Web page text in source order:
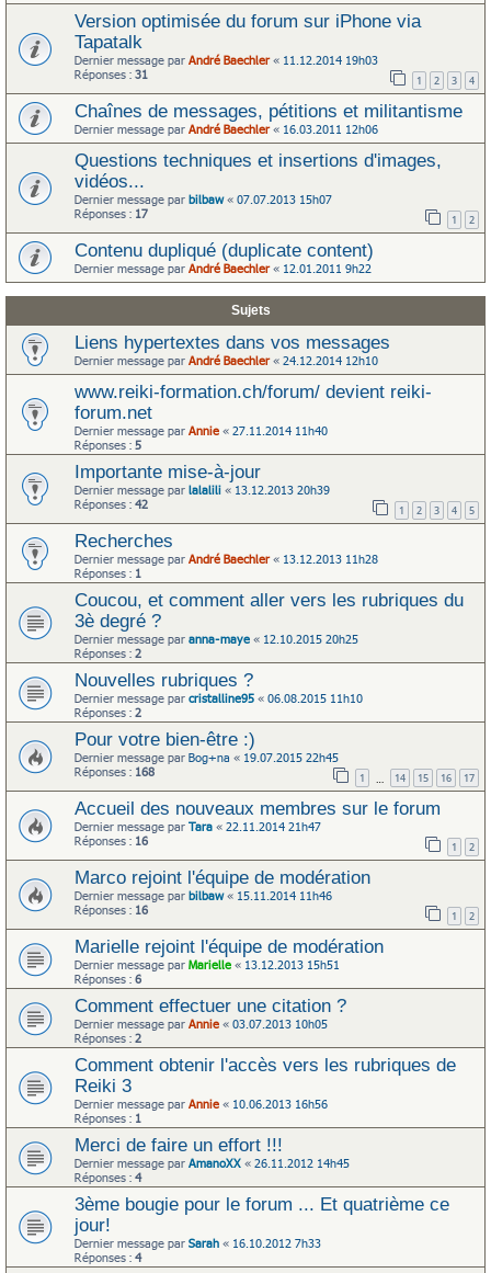
Version optimisée du forum sur iPhone via
Tapatalk
Dernier message par André Baechler« 11.12.2014 19h03
Réponses : 31 1 2 3 4
Chaînes de messages, pétitions et militantisme
Dernier message par André Baechler« 16.03.2011 12h06
Questions techniques et insertions d'images,
vidéos...
Dernier message par bilbaw« 07.07.2013 15h07
Réponses : 17 1 2
Contenu dupliqué (duplicate content)
Dernier message par André Baechler« 12.01.2011 9h22
Sujets
Liens hypertextes dans vos messages
Dernier message par André Baechler« 24.12.2014 12h10
www.reiki-formation.ch/forum/ devient reiki-
forum.net
Dernier message par Annie « 27.11.2014 11h40
Réponses : 5
Importante mise-à-jour
Dernier message par lalalili « 13.12.2013 20h39
Réponses : 42 1 2 3 4 5
Recherches
Dernier message par André Baechler« 13.12.2013 11h28
Réponses : 1
Coucou, et comment aller vers les rubriques du
3è degré ?
Dernier message par anna-maye « 12.10.2015 20h25
Réponses : 2
Nouvelles rubriques ?
Dernier message par cristalline95 « 06.08.2015 11h10
Réponses : 2
Pour votre bien-être :)
Dernier message par Bog+na « 19.07.2015 22h45
Réponses : 168 1 14 15 16 17
Accueil des nouveaux membres sur le forum
Dernier message par Tara « 22.11.2014 21h47
Réponses : 16 1 2
Marco rejoint l'équipe de modération
Dernier message par bilbaw« 15.11.2014 11h46
Réponses : 16 1 2
Marielle rejoint l'équipe de modération
Dernier message par Marielle « 13.12.2013 15h51
Réponses : 6
Comment effectuer une citation ?
Dernier message par Annie « 03.07.2013 10h05
Réponses : 2
Comment obtenir l'accès vers les rubriques de
Reiki 3
Dernier message par Annie « 10.06.2013 16h56
Réponses : 1
Merci de faire un effort !!!
Dernier message par AmanoXX « 26.11.2012 14h45
Réponses : 4
3ème bougie pour le forum ... Et quatrième ce
jour!
Dernier message par Sarah « 16.10.2012 7h33
Réponses : 4